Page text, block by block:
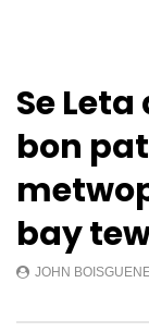
Se
bon
bay
JOHN